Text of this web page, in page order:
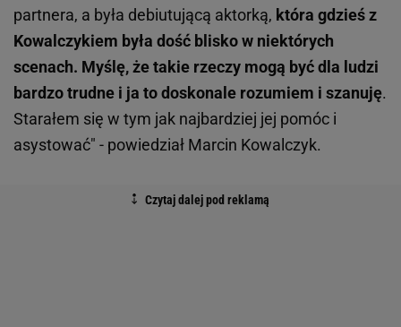
partnera, a była debiutującą aktorką, która gdzieś z
Kowalczykiem była dość blisko w niektórych
scenach. Myślę, że takie rzeczy mogą być dla ludzi
bardzo trudne i ja to doskonale rozumiem i szanuję.
Starałem się w tym jak najbardziej jej pomóc i
asystować" - powiedział Marcin Kowalczyk.